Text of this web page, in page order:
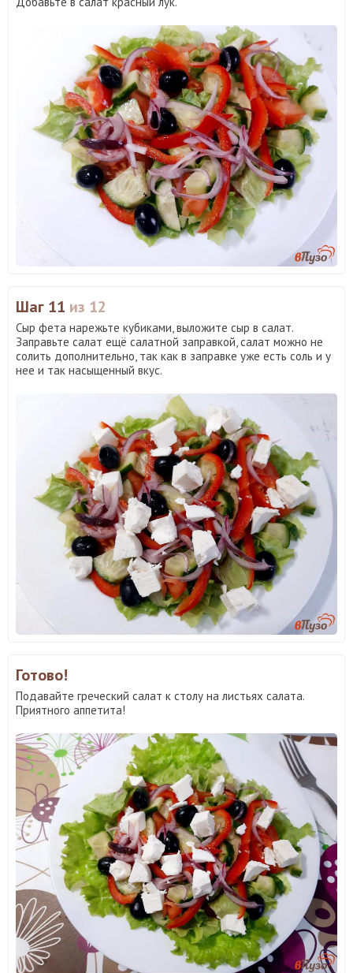
Шаг 11 из 12
Сыр фета нарежьте кубиками, выложите сыр в салат.
Заправьте салат ещё салатной заправкой, салат можно не
солить дополнительно, так как в заправке уже есть соль и у
нее и так насыщенный вкус.
Готово!
Подавайте греческий салат к столу на листьях салата.
Приятного аппетита!